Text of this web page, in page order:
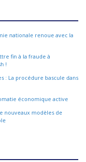
nationale renoue avec la
fin à la fraude à
!
: La procédure bascule dans
économique active
nouveaux modèles de